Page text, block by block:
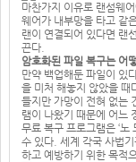
마찬가지 이유로 랜섬웨
웨어가 내부망을 타고 같
랜이 연결되어 있다면 랜
끈다.
암호화된 파일 복구는 어
만약 백업해둔 파일이 있
을 미처 해놓지 않았을 때
들지만 가망이 전혀 없는
램이 나왔기 때문에 어느
무료 복구 프로그램은 ‘
수 있다. 세계 각국 사법
하고 예방하기 위한 목적